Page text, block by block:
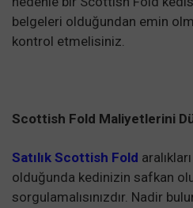
belgeleri olduğundan emin
kontrol etmelisiniz.
Scottish Fold Maliyetlerini
Satılık Scottish Fold
olduğunda kedinizin safkan
sorgulamalısınızdır. Nadir